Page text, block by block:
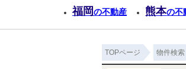
福岡の不動産 熊本の不
TOPページ 物件検索